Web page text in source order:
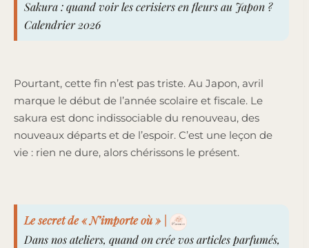
Sakura : quand voir les cerisiers en fleurs au Japon ?
Calendrier 2026
Pourtant, cette fin n’est pas triste. Au Japon, avril
marque le début de l’année scolaire et fiscale. Le
sakura est donc indissociable du renouveau, des
nouveaux départs et de l’espoir. C’est une leçon de
vie : rien ne dure, alors chérissons le présent.
Le secret de « N’importe où » |
Dans nos ateliers, quand on crée vos articles parfumés,